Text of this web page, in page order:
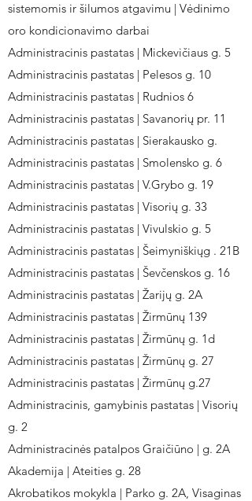
sistemomis ir šilumos atgavimu | Vėdinimo
oro kondicionavimo darbai
Administracinis pastatas | Mickevičiaus g. 5
Administracinis pastatas | Pelesos g. 10
Administracinis pastatas | Rudnios 6
Administracinis pastatas | Savanorių pr. 11
Administracinis pastatas | Sierakausko g.
Administracinis pastatas | Smolensko g. 6
Administracinis pastatas | V.Grybo g. 19
Administracinis pastatas | Visorių g. 33
Administracinis pastatas | Vivulskio g. 5
Administracinis pastatas | Šeimyniškiųg . 21B
Administracinis pastatas | Ševčenskos g. 16
Administracinis pastatas | Žarijų g. 2A
Administracinis pastatas | Žirmūnų 139
Administracinis pastatas | Žirmūnų g. 1d
Administracinis pastatas | Žirmūnų g. 27
Administracinis pastatas | Žirmūnų g.27
Administracinis, gamybinis pastatas | Visorių
g. 2
Administracinės patalpos Graičiūno | g. 2A
Akademija | Ateities g. 28
Akrobatikos mokykla | Parko g. 2A, Visaginas